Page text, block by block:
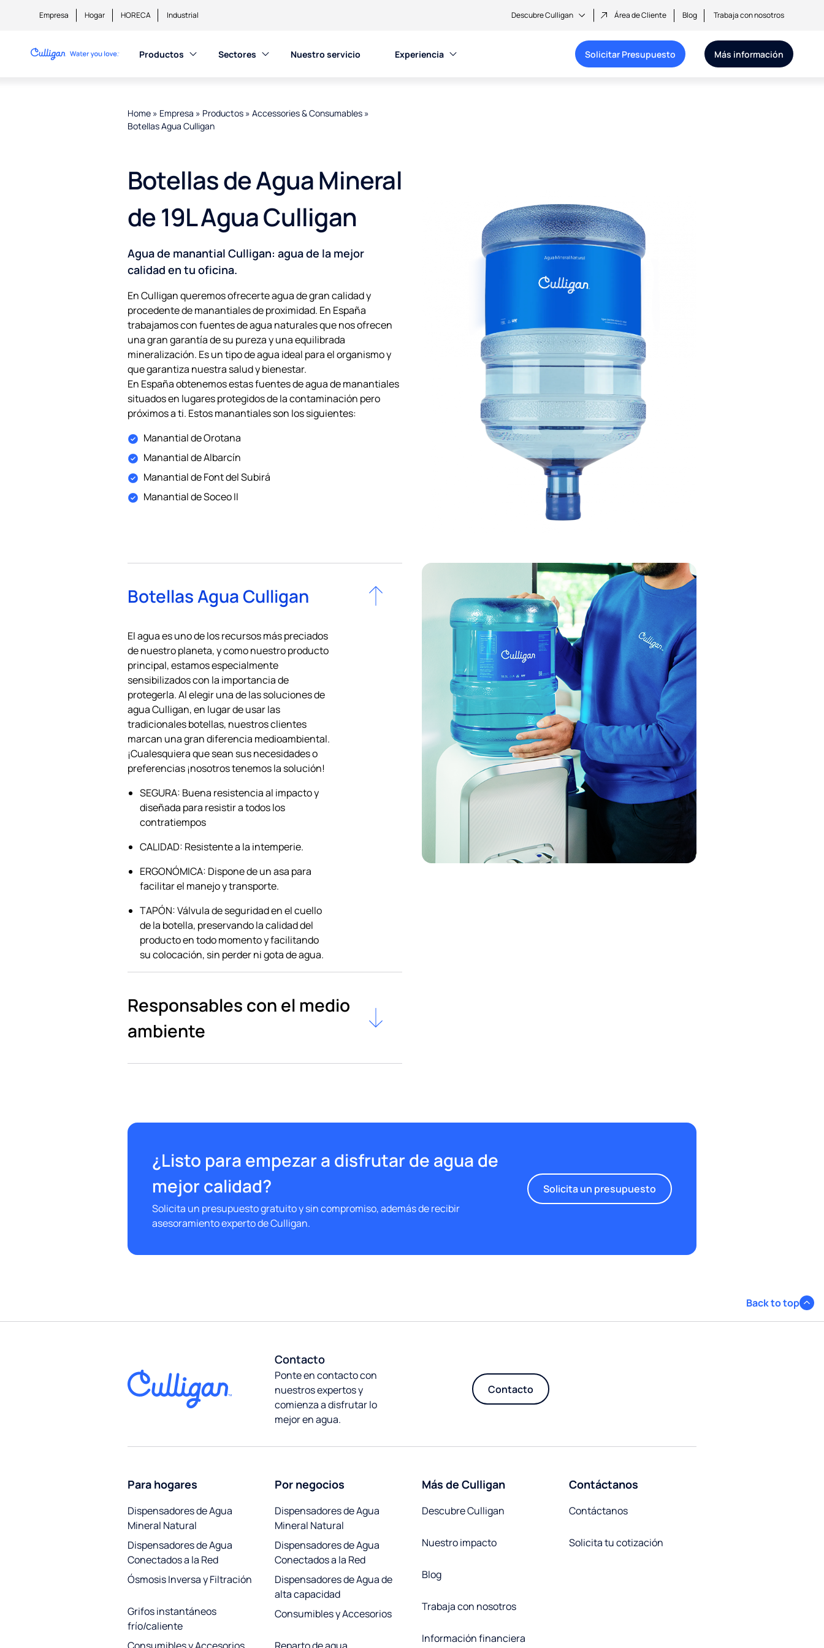
Empresa Hogar HORECA Industrial Descubre Culligan Área de Cliente Blog Trabaja con nosotros
Productos Sectores Nuestro servicio Experiencia Solicitar Presupuesto Más información
Home » Empresa » Productos » Accessories & Consumables »
Botellas Agua Culligan
Botellas de Agua Mineral
de 19L Agua Culligan
Agua de manantial Culligan: agua de la mejor
calidad en tu oficina.
En Culligan queremos ofrecerte agua de gran calidad y
procedente de manantiales de proximidad. En España
trabajamos con fuentes de agua naturales que nos ofrecen
una gran garantía de su pureza y una equilibrada
mineralización. Es un tipo de agua ideal para el organismo y
que garantiza nuestra salud y bienestar.
En España obtenemos estas fuentes de agua de manantiales
situados en lugares protegidos de la contaminación pero
próximos a ti. Estos manantiales son los siguientes:
Manantial de Orotana
Manantial de Albarcín
Manantial de Font del Subirá
Manantial de Soceo II
Botellas Agua Culligan
El agua es uno de los recursos más preciados
de nuestro planeta, y como nuestro producto
principal, estamos especialmente
sensibilizados con la importancia de
protegerla. Al elegir una de las soluciones de
agua Culligan, en lugar de usar las
tradicionales botellas, nuestros clientes
marcan una gran diferencia medioambiental.
¡Cualesquiera que sean sus necesidades o
preferencias ¡nosotros tenemos la solución!
SEGURA: Buena resistencia al impacto y
diseñada para resistir a todos los
contratiempos
CALIDAD: Resistente a la intemperie.
ERGONÓMICA: Dispone de un asa para
facilitar el manejo y transporte.
TAPÓN: Válvula de seguridad en el cuello
de la botella, preservando la calidad del
producto en todo momento y facilitando
su colocación, sin perder ni gota de agua.
Responsables con el medio
ambiente
¿Listo para empezar a disfrutar de agua de
mejor calidad?
Solicita un presupuesto gratuito y sin compromiso, además de recibir
asesoramiento experto de Culligan.
Solicita un presupuesto
Back to top
Contacto
Ponte en contacto con
nuestros expertos y
comienza a disfrutar lo
mejor en agua.
Contacto
Para hogares
Dispensadores de Agua
Mineral Natural
Dispensadores de Agua
Conectados a la Red
Ósmosis Inversa y Filtración
Grifos instantáneos
frío/caliente
Por negocios
Dispensadores de Agua
Mineral Natural
Dispensadores de Agua
Conectados a la Red
Dispensadores de Agua de
alta capacidad
Consumibles y Accesorios
Más de Culligan
Descubre Culligan
Nuestro impacto
Blog
Trabaja con nosotros
Información financiera
Contáctanos
Contáctanos
Solicita tu cotización